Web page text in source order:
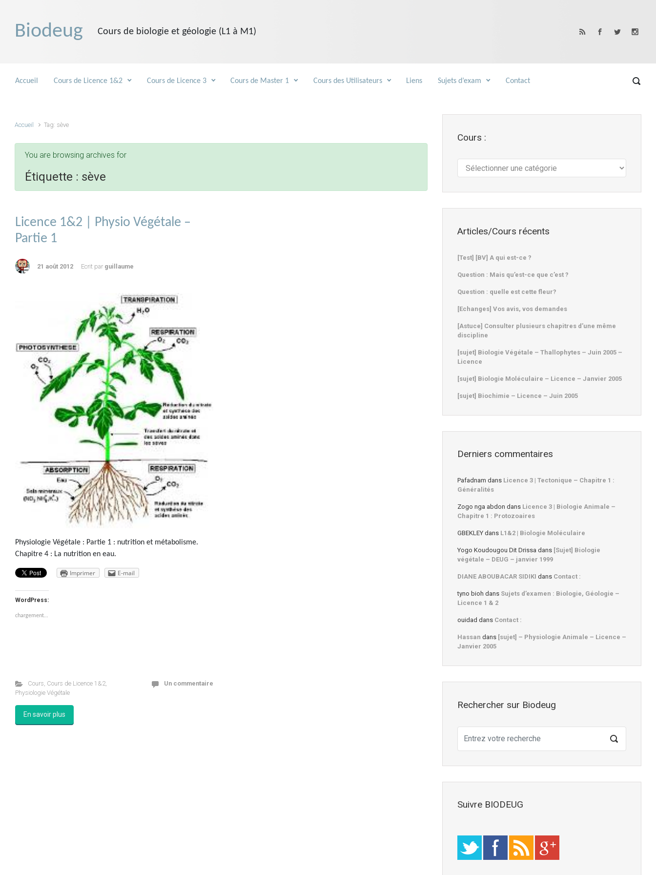
Biodeug Cours de biologie et géologie (L1 à M1)
Accueil Cours de Licence 1&2 Cours de Licence 3 Cours de Master 1 Cours des Utilisateurs Liens Sujets d’exam Contact
Accueil Tag: sève
You are browsing archives for
Étiquette : sève
Licence 1&2 | Physio Végétale –
Partie 1
21 août 2012 Ecrit par guillaume
Physiologie Végétale : Partie 1 : nutrition et métabolisme.
Chapitre 4 : La nutrition en eau.
Imprimer E-mail
WordPress:
chargement…
Cours, Cours de Licence 1&2,
Physiologie Végétale
Un commentaire
En savoir plus
Cours :
Articles/Cours récents
[Test] [BV] A qui est-ce ?
Question : Mais qu’est-ce que c’est ?
Question : quelle est cette fleur?
[Echanges] Vos avis, vos demandes
[Astuce] Consulter plusieurs chapitres d’une même
discipline
[sujet] Biologie Végétale – Thallophytes – Juin 2005 –
Licence
[sujet] Biologie Moléculaire – Licence – Janvier 2005
[sujet] Biochimie – Licence – Juin 2005
Derniers commentaires
Pafadnam dans Licence 3 | Tectonique – Chapitre 1 :
Généralités
Zogo nga abdon dans Licence 3 | Biologie Animale –
Chapitre 1 : Protozoaires
GBEKLEY dans L1&2 | Biologie Moléculaire
Yogo Koudougou Dit Drissa dans [Sujet] Biologie
végétale – DEUG – janvier 1999
DIANE ABOUBACAR SIDIKI dans Contact :
tyno bioh dans Sujets d’examen : Biologie, Géologie –
Licence 1 & 2
ouidad dans Contact :
Hassan dans [sujet] – Physiologie Animale – Licence –
Janvier 2005
Rechercher sur Biodeug
Suivre BIODEUG